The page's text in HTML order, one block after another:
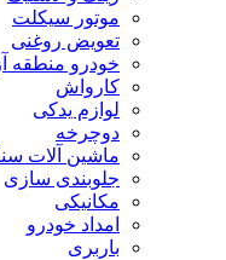
موتور سیکلت
تعویض روغنی
خودرو منطقه
کارواش
لوازم یدکی
دوچرخه
ماشین آلات
جلوبندی سازی
مکانیکی
امداد خودرو
باربری